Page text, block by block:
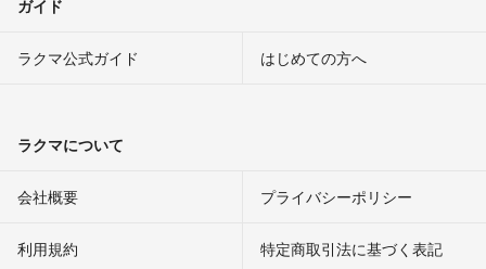
ガイド
ラクマ公式ガイド はじめての方へ
ラクマについて
会社概要 プライバシーポリシー
利用規約 特定商取引法に基づく表記